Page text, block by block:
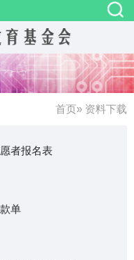
首页» 资料下载
者报名表
单